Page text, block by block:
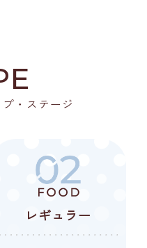
・ステージ
レギュラー